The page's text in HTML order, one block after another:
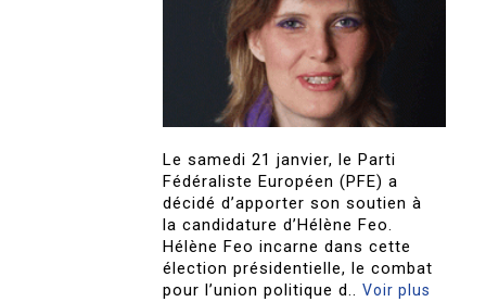
Le samedi 21 janvier, le Parti
Fédéraliste Européen (PFE) a
décidé d’apporter son soutien à
la candidature d’Hélène Feo.
Hélène Feo incarne dans cette
élection présidentielle, le combat
pour l’union politique d..Voir plus